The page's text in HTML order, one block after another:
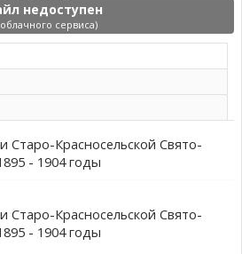
недоступен
сервиса)
Старо-Красносельской Свято-
- 1904 годы
Старо-Красносельской Свято-
- 1904 годы